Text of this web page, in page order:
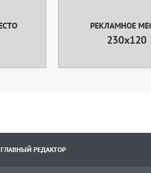
ГЛАВНЫЙ РЕДАКТОР